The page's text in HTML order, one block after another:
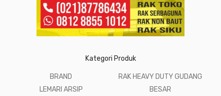
Kategori Produk
BRAND
LEMARI ARSIP
RAK HEAVY DUTY GUDANG
BESAR